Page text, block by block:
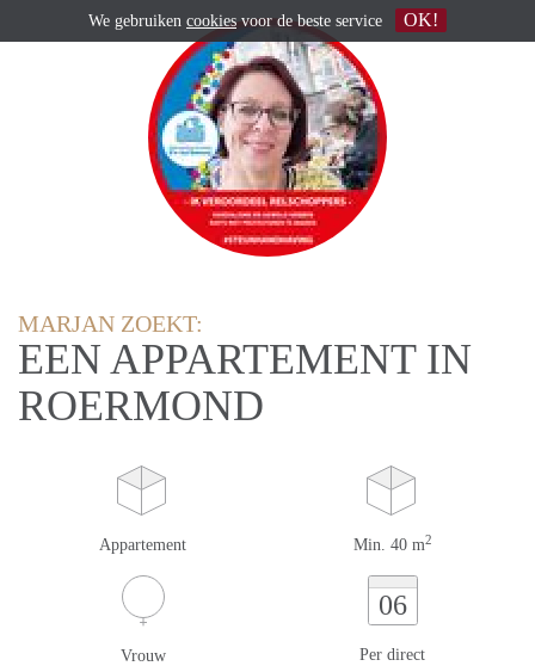
MARJAN ZOEKT:
EEN APPARTEMENT IN
ROERMOND
Appartement Min. 40 m2
Vrouw
06
Per direct
We gebruiken cookiesvoor de beste service OK!